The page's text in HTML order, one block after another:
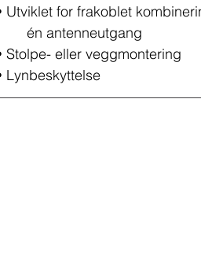
Utviklet for frakoblet
	én antenneutgang
Stolpe- eller veggmontering
Lynbeskyttelse